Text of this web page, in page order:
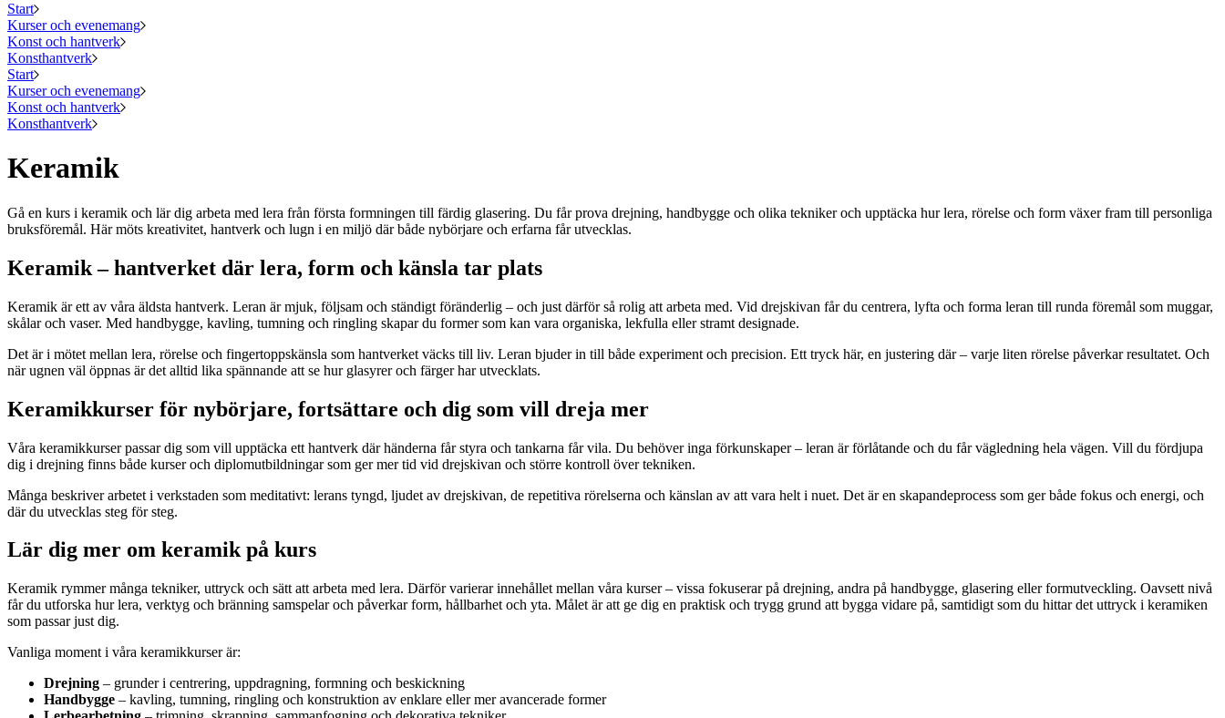
Start
Kurser och evenemang
Konst och hantverk
Konsthantverk
Start
Kurser och evenemang
Konst och hantverk
Konsthantverk
Keramik
Gå en kurs i keramik och lär dig arbeta med lera från första formningen till färdig glasering. Du får prova drejning, handbygge och olika tekniker och upptäcka hur lera, rörelse och form växer fram till personliga
bruksföremål. Här möts kreativitet, hantverk och lugn i en miljö där både nybörjare och erfarna får utvecklas.
Keramik – hantverket där lera, form och känsla tar plats
Keramik är ett av våra äldsta hantverk. Leran är mjuk, följsam och ständigt föränderlig – och just därför så rolig att arbeta med. Vid drejskivan får du centrera, lyfta och forma leran till runda föremål som muggar,
skålar och vaser. Med handbygge, kavling, tumning och ringling skapar du former som kan vara organiska, lekfulla eller stramt designade.
Det är i mötet mellan lera, rörelse och fingertoppskänsla som hantverket väcks till liv. Leran bjuder in till både experiment och precision. Ett tryck här, en justering där – varje liten rörelse påverkar resultatet. Och
när ugnen väl öppnas är det alltid lika spännande att se hur glasyrer och färger har utvecklats.
Keramikkurser för nybörjare, fortsättare och dig som vill dreja mer
Våra keramikkurser passar dig som vill upptäcka ett hantverk där händerna får styra och tankarna får vila. Du behöver inga förkunskaper – leran är förlåtande och du får vägledning hela vägen. Vill du fördjupa
dig i drejning finns både kurser och diplomutbildningar som ger mer tid vid drejskivan och större kontroll över tekniken.
Många beskriver arbetet i verkstaden som meditativt: lerans tyngd, ljudet av drejskivan, de repetitiva rörelserna och känslan av att vara helt i nuet. Det är en skapandeprocess som ger både fokus och energi, och
där du utvecklas steg för steg.
Lär dig mer om keramik på kurs
Keramik rymmer många tekniker, uttryck och sätt att arbeta med lera. Därför varierar innehållet mellan våra kurser – vissa fokuserar på drejning, andra på handbygge, glasering eller formutveckling. Oavsett nivå
får du utforska hur lera, verktyg och bränning samspelar och påverkar form, hållbarhet och yta. Målet är att ge dig en praktisk och trygg grund att bygga vidare på, samtidigt som du hittar det uttryck i keramiken
som passar just dig.
Vanliga moment i våra keramikkurser är:
Drejning – grunder i centrering, uppdragning, formning och beskickning
Handbygge – kavling, tumning, ringling och konstruktion av enklare eller mer avancerade former